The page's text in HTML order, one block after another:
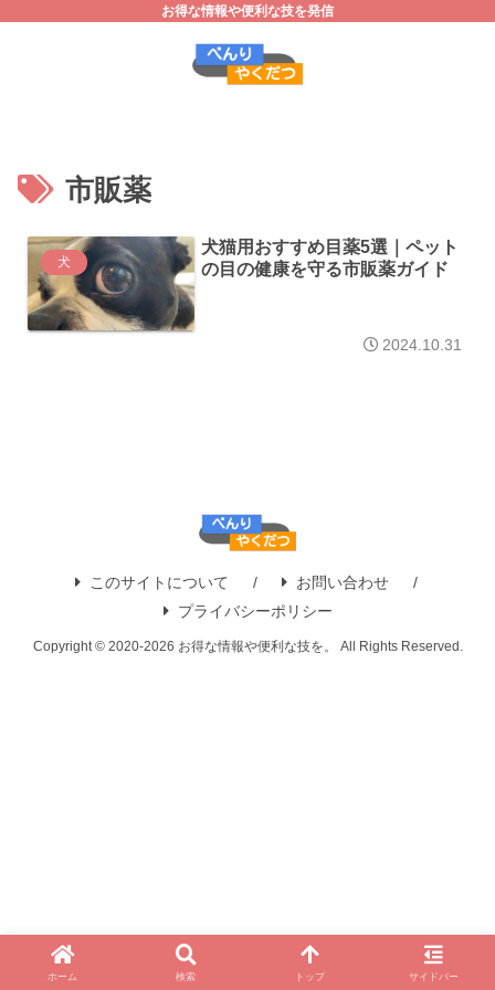
お得な情報や便利な技を発信
市販薬
犬
犬猫用おすすめ目薬5選｜ペット
の目の健康を守る市販薬ガイド
2024.10.31
このサイトについて
お問い合わせ
プライバシーポリシー
Copyright © 2020-2026 お得な情報や便利な技を。 All Rights Reserved.
ホーム 検索 トップ サイドバー